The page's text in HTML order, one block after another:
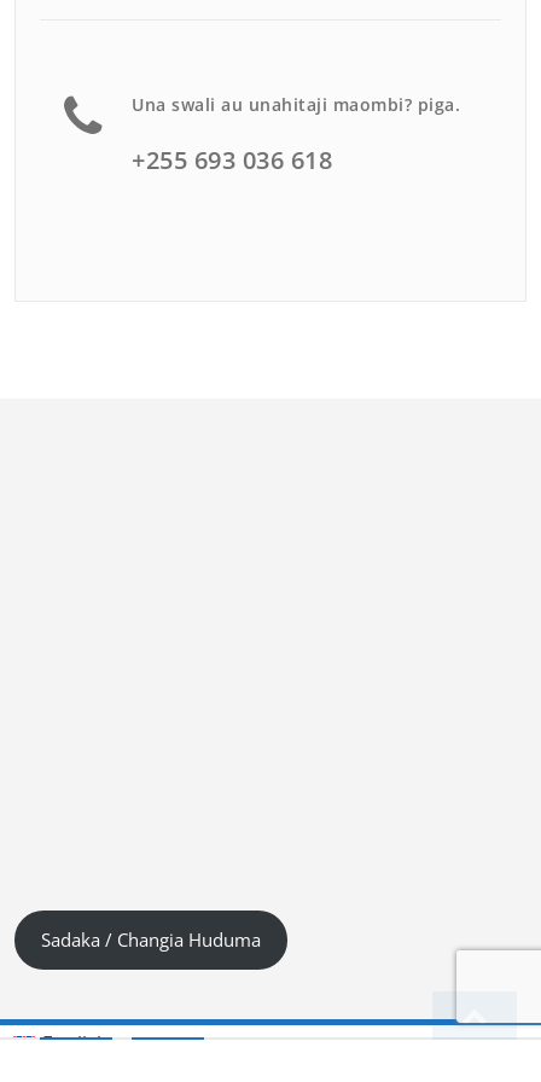
Una swali au unahitaji maombi? piga.
+255 693 036 618
Sadaka / Changia Huduma
English